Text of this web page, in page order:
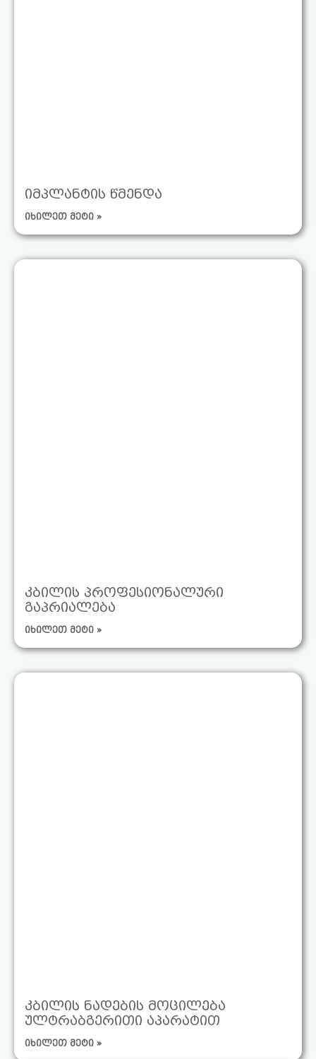
იმპლანტის წმენდა
იხილეთ მეტი »
კბილის პროფესიონალური
გაპრიალება
იხილეთ მეტი »
კბილის ნადების მოცილება
ულტრაბგერითი აპარატით
იხილეთ მეტი »